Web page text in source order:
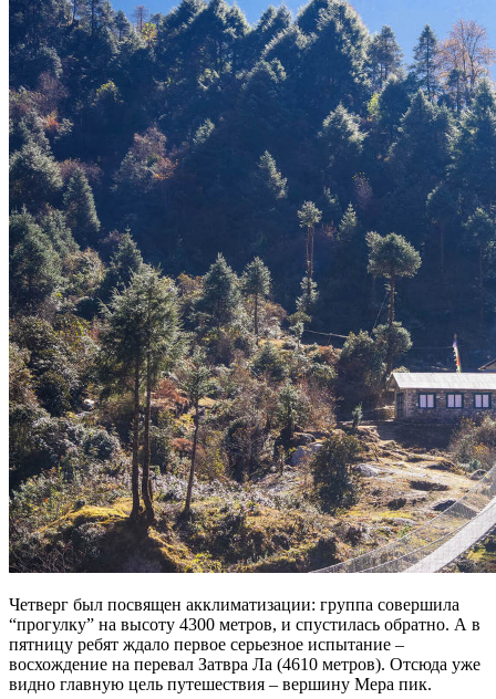
Четверг был посвящен акклиматизации: группа совершила
“прогулку” на высоту 4300 метров, и спустилась обратно. А в
пятницу ребят ждало первое серьезное испытание –
восхождение на перевал Затвра Ла (4610 метров). Отсюда уже
видно главную цель путешествия – вершину Мера пик.